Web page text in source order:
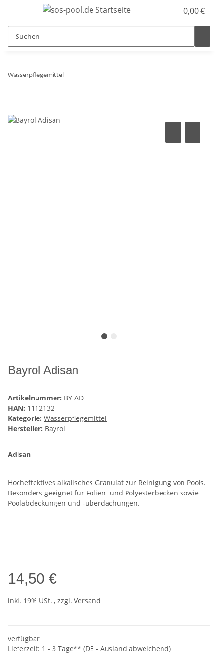
0,00 €
Wasserpflegemittel
Bayrol Adisan
Artikelnummer: BY-AD
HAN: 1112132
Kategorie: Wasserpflegemittel
Hersteller: Bayrol
Adisan
Hocheffektives alkalisches Granulat zur Reinigung von Pools.
Besonders geeignet für Folien- und Polyesterbecken sowie
Poolabdeckungen und -überdachungen.
14,50 €
inkl. 19% USt. , zzgl. Versand
verfügbar
Lieferzeit: 1 - 3 Tage** (DE - Ausland abweichend)